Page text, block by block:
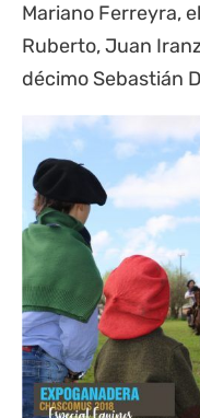
Mariano Ferreyra,
Ruberto, Juan
décimo Sebastián